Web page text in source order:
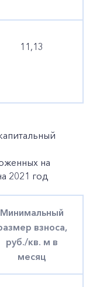
11,13
на
2021 год
Минимальный
взноса,
руб./кв. м в
месяц